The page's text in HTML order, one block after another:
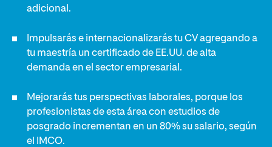
adicional.
Impulsarás e internacionalizarás tu CV agregando a
tu maestría un certificado de EE.UU. de alta
demanda en el sector empresarial.
Mejorarás tus perspectivas laborales, porque los
profesionistas de esta área con estudios de
posgrado incrementan en un 80% su salario, según
el IMCO.